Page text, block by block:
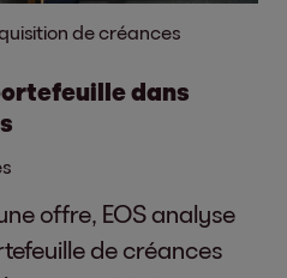
de créances
dans
offre, EOS analyse
de créances